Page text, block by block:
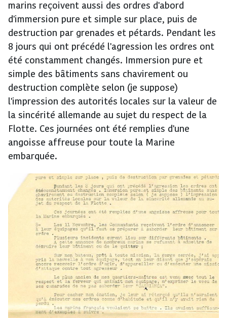
marins reçoivent aussi des ordres d'abord
d'immersion pure et simple sur place, puis de
destruction par grenades et pétards. Pendant les
8 jours qui ont précédé l'agression les ordres ont
été constamment changés. Immersion pure et
simple des bâtiments sans chavirement ou
destruction complète selon (je suppose)
l'impression des autorités locales sur la valeur de
la sincérité allemande au sujet du respect de la
Flotte. Ces journées ont été remplies d'une
angoisse affreuse pour toute la Marine
embarquée.